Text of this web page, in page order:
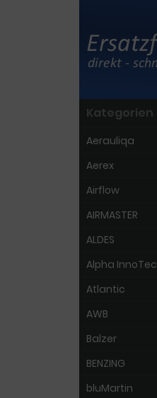
Kategorien
Aerauliqa
Aerex
Airflow
AIRMASTER
ALDES
Alpha InnoTec
Atlantic
AWB
Balzer
BENZING
bluMartin